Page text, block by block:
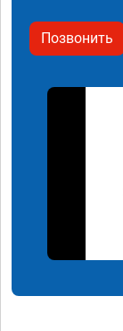
Позвонить